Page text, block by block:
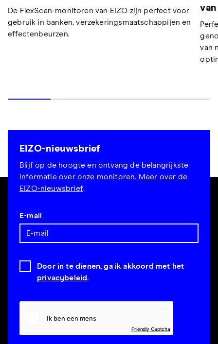
De FlexScan-monitoren van EIZO zijn perfect voor
gebruik in banken, verzekeringsmaatschappijen en
effectenbeurzen.
van
van
EIZO-nieuwsbrief
Blijf op de hoogte en ontvang de belangrijkste
informatie over onze monitoren. Meer over de
EIZO-nieuwsbrief.
E-mail
Door in te dienen, ga ik akkoord met het
privacybeleid.
Friendly Captcha